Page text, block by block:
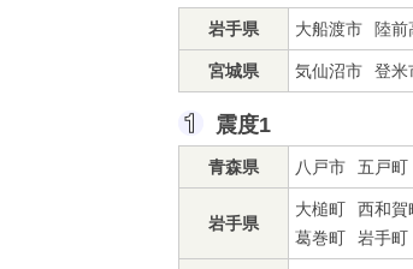
岩手県 大船渡市 陸前
宮城県 気仙沼市 登米
震度1
青森県 八戸市 五戸町
岩手県
大槌町 西和賀
葛巻町
岩手町